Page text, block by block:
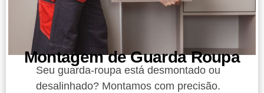
Montagem de Guarda Roupa​
Seu guarda-roupa está desmontado ou
desalinhado? Montamos com precisão.